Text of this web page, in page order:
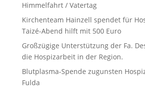
Himmelfahrt / Vatertag
Kirchenteam Hainzell spendet für
Taizé-Abend hilft mit 500 Euro
Großzügige Unterstützung der Fa.
die Hospizarbeit in der Region.
Blutplasma-Spende zugunsten
Fulda